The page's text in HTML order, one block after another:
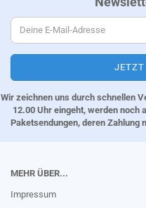
Wir zeichnen uns durch schnellen
12.00 Uhr eingeht, werden noch
Paketsendungen, deren Zahlung
MEHR ÜBER...
Impressum